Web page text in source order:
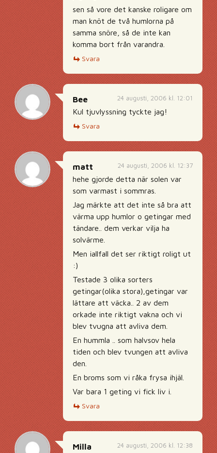
sen så vore det kanske roligare om
man knöt de två humlorna på
samma snöre, så de inte kan
komma bort från varandra.
Svara
24 augusti, 2006 kl. 12:01
Bee
Kul tjuvlyssning tyckte jag!
Svara
24 augusti, 2006 kl. 12:37
matt
hehe gjorde detta när solen var
som varmast i sommras.
Jag märkte att det inte så bra att
värma upp humlor o getingar med
tändare.. dem verkar vilja ha
solvärme.
Men iallfall det ser riktigt roligt ut
:)
Testade 3 olika sorters
getingar(olika stora),getingar var
lättare att väcka.. 2 av dem
orkade inte riktigt vakna och vi
blev tvugna att avliva dem.
En hummla .. som halvsov hela
tiden och blev tvungen att avliva
den.
En broms som vi råka frysa ihjäl.
Var bara 1 geting vi fick liv i.
Svara
24 augusti, 2006 kl. 12:38
Milla